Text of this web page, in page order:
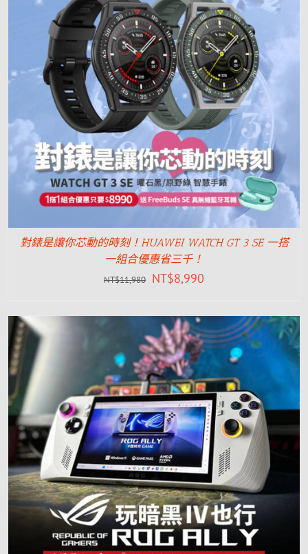
對錶是讓你芯動的時刻！HUAWEI WATCH GT 3 SE 一搭
一組合優惠省三千！
NT$11,980 NT$8,990